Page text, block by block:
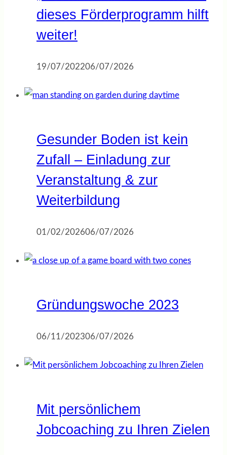
dieses Förderprogramm hilft
weiter!
19/07/202206/07/2026
Gesunder Boden ist kein
Zufall – Einladung zur
Veranstaltung & zur
Weiterbildung
01/02/202606/07/2026
Gründungswoche 2023
06/11/202306/07/2026
Mit persönlichem
Jobcoaching zu Ihren Zielen